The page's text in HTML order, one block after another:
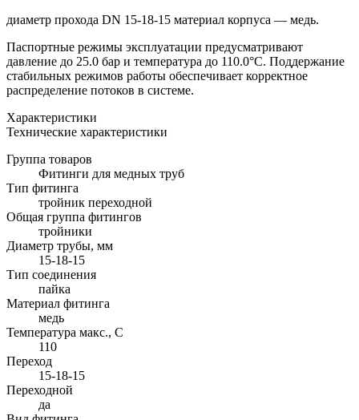
диаметр прохода DN 15-18-15 материал корпуса — медь.
Паспортные режимы эксплуатации предусматривают
давление до 25.0 бар и температура до 110.0°C. Поддержание
стабильных режимов работы обеспечивает корректное
распределение потоков в системе.
Характеристики
Технические характеристики
Группа товаров
Фитинги для медных труб
Тип фитинга
тройник переходной
Общая группа фитингов
тройники
Диаметр трубы, мм
15-18-15
Тип соединения
пайка
Материал фитинга
медь
Температура макс., С
110
Переход
15-18-15
Переходной
да